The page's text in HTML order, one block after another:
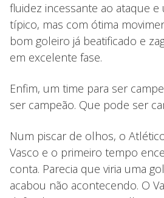
fluidez incessante ao ataque
típico, mas com ótima
bom goleiro já beatificado e
em excelente fase.
Enfim, um time para ser
ser campeão. Que pode ser
Num piscar de olhos, o
Vasco e o primeiro tempo
conta. Parecia que viria uma
acabou não acontecendo. O